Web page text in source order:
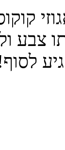
צבע